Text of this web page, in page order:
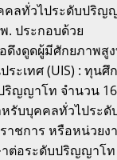
ลทั่วไประดับปริญ
. ประกอบด้วย
ดึงดูดผู้มีศักยภาพสู
ระเทศ (UIS) : ทุน
ริญญาโท จำนวน
รับบุคคลทั่วไประ
าชการ หรือหน่วยง
ต่อระดับปริญญาโ